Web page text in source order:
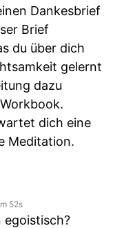
Dankesbrief
Brief
du über dich
gelernt
dazu
dich eine
Meditation.
52s
egoistisch?